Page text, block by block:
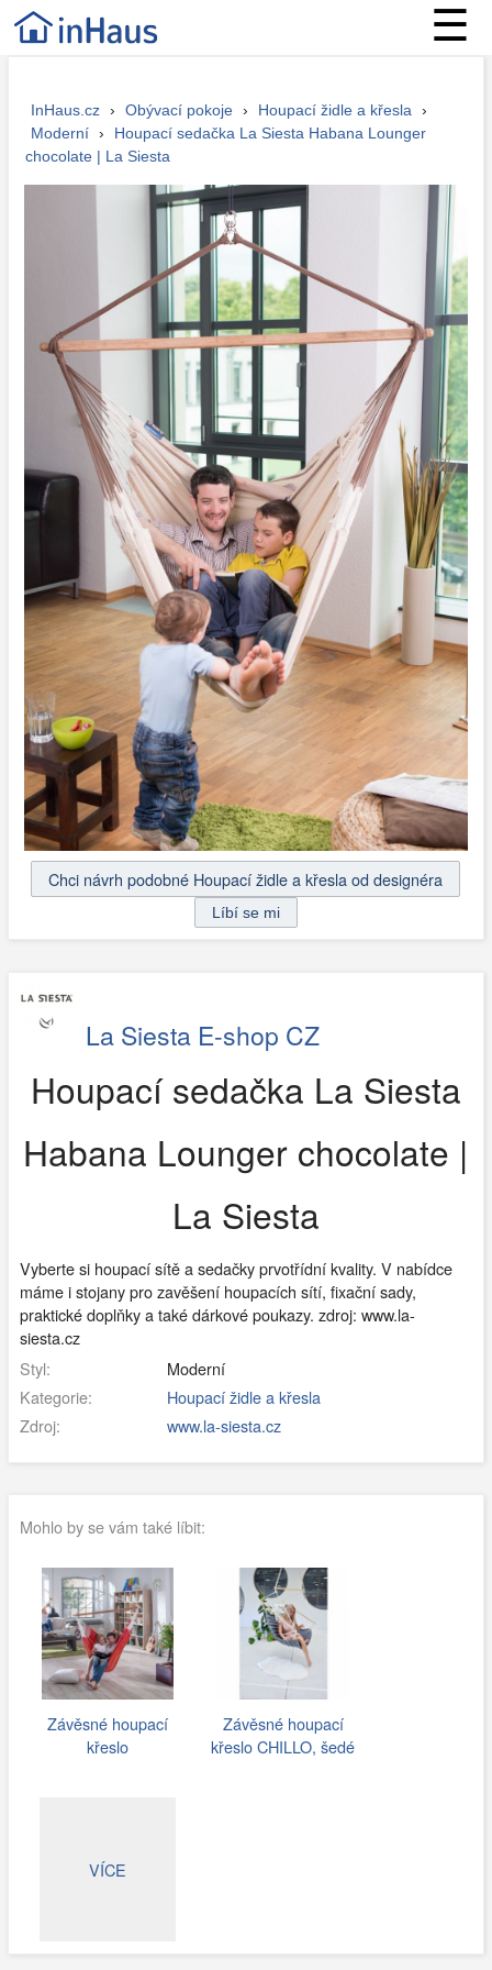
☰
InHaus.cz › Obývací pokoje › Houpací židle a křesla
›
Moderní ›
Houpací sedačka La Siesta Habana Lounger
chocolate | La Siesta
Chci návrh podobné Houpací židle a křesla od designéra
La Siesta E-shop CZ
Houpací sedačka La Siesta
Habana Lounger chocolate |
La Siesta
Vyberte si houpací sítě a sedačky prvotřídní kvality. V nabídce
máme i stojany pro zavěšení houpacích sítí, fixační sady,
praktické doplňky a také dárkové poukazy. zdroj: www.la-
siesta.cz
Styl:
Moderní
Kategorie:
Houpací židle a křesla
Zdroj:
www.la-siesta.cz
Mohlo by se vám také líbit:
Závěsné houpací
křeslo
Závěsné houpací
křeslo CHILLO, šedé
VÍCE